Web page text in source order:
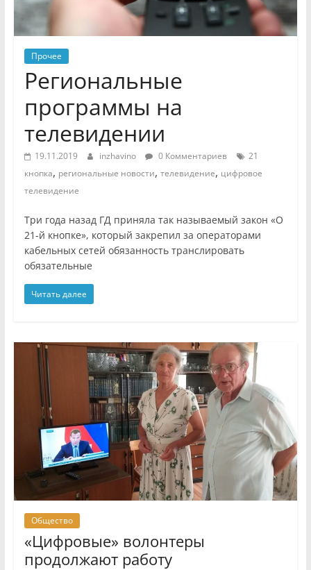
Прочее
Региональные
программы на
телевидении
19.11.2019 inzhavino 0 Комментариев
21
кнопка, региональные новости, телевидение, цифровое
телевидение
Три года назад ГД приняла так называемый закон «О
21-й кнопке», который закрепил за операторами
кабельных сетей обязанность транслировать
обязательные
Читать далее
Общество
«Цифровые» волонтеры
продолжают работу